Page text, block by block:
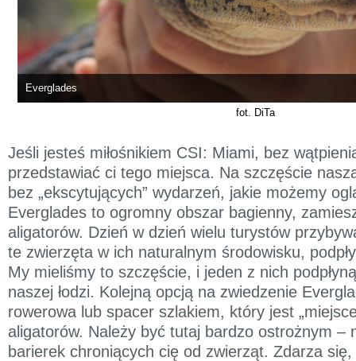
Everglades
fot. DiTa
Jeśli jesteś miłośnikiem CSI: Miami, bez
przedstawiać ci tego miejsca. Na szczęście
bez „ekscytujących” wydarzeń, jakie możemy
Everglades to ogromny obszar bagienny,
aligatorów. Dzień w dzień wielu turystów
te zwierzęta w ich naturalnym środowisku,
My mieliśmy to szczęście, i jeden z nich
naszej łodzi. Kolejną opcją na zwiedzenie
rowerowa lub spacer szlakiem, który jest
aligatorów. Należy być tutaj bardzo ostrożnym –
barierek chroniących cię od zwierząt. Zdarza